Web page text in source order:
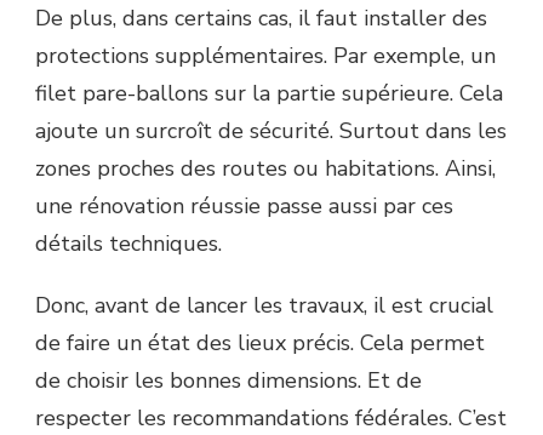
De plus, dans certains cas, il faut installer des
protections supplémentaires. Par exemple, un
filet pare-ballons sur la partie supérieure. Cela
ajoute un surcroît de sécurité. Surtout dans les
zones proches des routes ou habitations. Ainsi,
une rénovation réussie passe aussi par ces
détails techniques.
Donc, avant de lancer les travaux, il est crucial
de faire un état des lieux précis. Cela permet
de choisir les bonnes dimensions. Et de
respecter les recommandations fédérales. C’est